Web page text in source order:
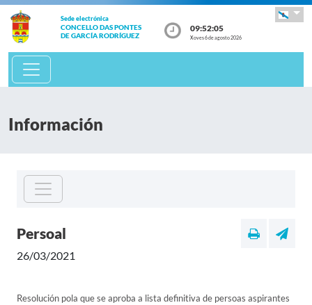
Sede electrónica
CONCELLO DAS PONTES
DE GARCÍA RODRÍGUEZ
09:52:05
Xoves 6 de agosto 2026
Información
Persoal
26/03/2021
Resolución pola que se aproba a lista definitiva de persoas aspirantes